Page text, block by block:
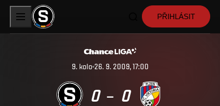
PŘIHLÁSIT
9. kolo 26. 9. 2009, 17:00
0 – 0